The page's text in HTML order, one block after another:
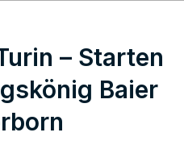
– Starten
Baier